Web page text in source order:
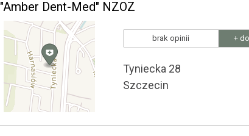
"Amber Dent-Med" NZOZ
brak opinii +
Tyniecka 28
Szczecin